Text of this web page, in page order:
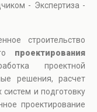
- Экспертиза -
строительство
проектирования
проектной
решения, расчет
и подготовку
проектирование